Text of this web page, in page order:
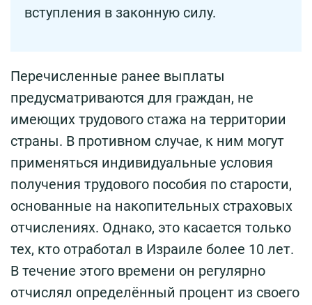
вступления в законную силу.
Перечисленные ранее выплаты
предусматриваются для граждан, не
имеющих трудового стажа на территории
страны. В противном случае, к ним могут
применяться индивидуальные условия
получения трудового пособия по старости,
основанные на накопительных страховых
отчислениях. Однако, это касается только
тех, кто отработал в Израиле более 10 лет.
В течение этого времени он регулярно
отчислял определённый процент из своего